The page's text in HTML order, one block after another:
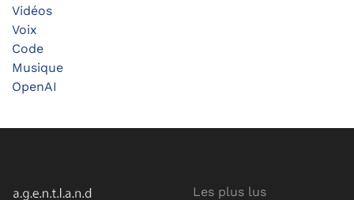
Vidéos
Voix
Code
Musique
OpenAI
Les plus lus